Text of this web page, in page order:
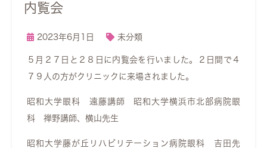
内覧会
2023年6月1日 未分類
５月２７日と２８日に内覧会を行いました。２日間で４
７９人の方がクリニックに来場されました。
昭和大学眼科 遠藤講師 昭和大学横浜市北部病院眼
科 禅野講師、横山先生
昭和大学藤が丘リハビリテーション病院眼科 吉田先